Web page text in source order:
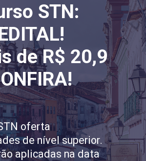
STN:
de R$ 20,9
oferta
de nível superior.
aplicadas na data